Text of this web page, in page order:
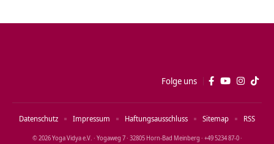
Folge uns
© 2026 Yoga Vidya e.V. · Yogaweg 7 · 32805 Horn‑Bad Meinberg · +49 5234 87‑0 ·
Datenschutz Impressum Haftungsausschluss Sitemap RSS